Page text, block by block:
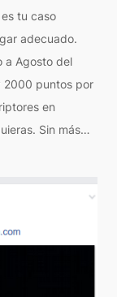
tu caso
adecuado.
a Agosto del
2000 puntos por
en
Sin más…